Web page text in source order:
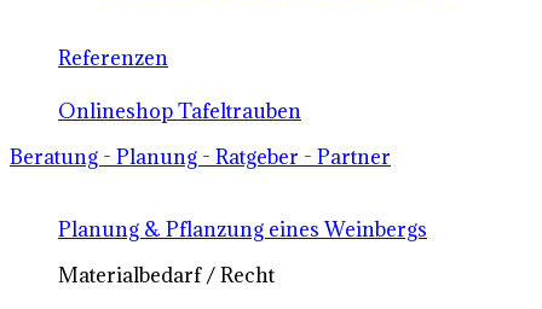
Referenzen
Onlineshop Tafeltrauben
Beratung - Planung - Ratgeber - Partner
Planung & Pflanzung eines Weinbergs
Materialbedarf / Recht